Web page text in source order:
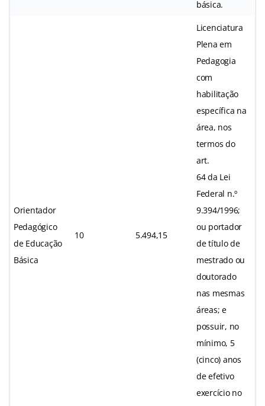
básica.
Orientador
Pedagógico
de Educação
Básica
10 5.494,15
Licenciatura
Plena em
Pedagogia
com
habilitação
específica na
área, nos
termos do
art.
64 da Lei
Federal n.º
9.394/1996;
ou portador
de título de
mestrado ou
doutorado
nas mesmas
áreas; e
possuir, no
mínimo, 5
(cinco) anos
de efetivo
exercício no